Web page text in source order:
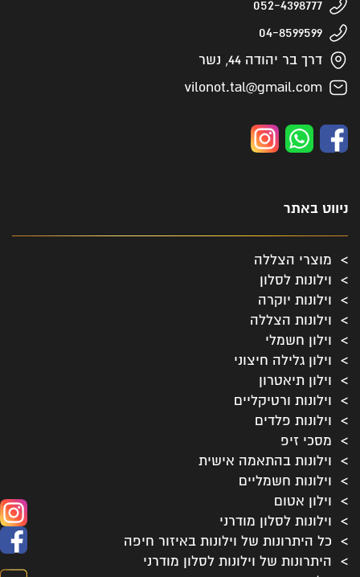
ניווט באתר
מוצרי הצללה
וילונות לסלון
וילונות יוקרה
וילונות הצללה
וילון חשמלי
וילון גלילה חיצוני
וילון תיאטרון
וילונות ורטיקליים
וילונות פלדים
מסכי זיפ
וילונות בהתאמה אישית
וילונות חשמליים
וילון אטום
וילונות לסלון מודרני
כל היתרונות של וילונות באיזור חיפה
היתרונות של וילונות לסלון מודרני
052-4398777
04-8599599
דרך בר יהודה 44, נשר
vilonot.tal@gmail.com